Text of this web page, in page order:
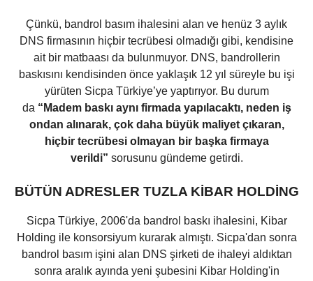
Çünkü, bandrol basım ihalesini alan ve henüz 3 aylık
DNS firmasının hiçbir tecrübesi olmadığı gibi, kendisine
ait bir matbaası da bulunmuyor. DNS, bandrollerin
baskısını kendisinden önce yaklaşık 12 yıl süreyle bu işi
yürüten Sicpa Türkiye’ye yaptırıyor. Bu durum
da “Madem baskı aynı firmada yapılacaktı, neden iş
ondan alınarak, çok daha büyük maliyet çıkaran,
hiçbir tecrübesi olmayan bir başka firmaya
verildi” sorusunu gündeme getirdi.
BÜTÜN ADRESLER TUZLA KİBAR HOLDİNG
Sicpa Türkiye, 2006'da bandrol baskı ihalesini, Kibar
Holding ile konsorsiyum kurarak almıştı. Sicpa'dan sonra
bandrol basım işini alan DNS şirketi de ihaleyi aldıktan
sonra aralık ayında yeni şubesini Kibar Holding'in